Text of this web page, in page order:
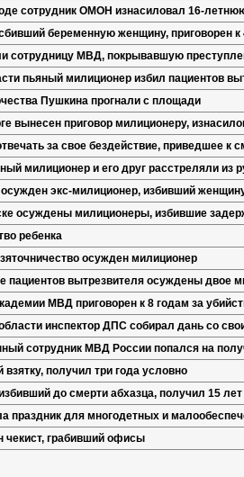
сотрудник ОМОН изнасиловал 16-
беременную женщину, приговорен к
сотрудницу МВД, покрывавшую
пьяный милиционер избил пациентов
Пушкина прогнали с площади
вынесен приговор милиционеру,
за свое бездействие, приведшее к
милиционер и его друг расстреляли из
экс-милиционер, избивший
осуждены милиционеры, избившие
ребенка
осужден милиционер
пациентов вытрезвителя осуждены двое
МВД приговорен к 8 годам за
инспектор ДПС собирал дань со
сотрудник МВД России попался на
получил три года условно
до смерти абхазца, получил 15 лет
праздник для многодетных и
чекист, грабивший офисы